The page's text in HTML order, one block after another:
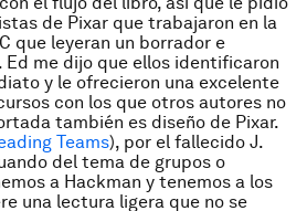
de Pixar que trabajaron en la
que leyeran un borrador e
Ed me dijo que ellos identificaron
y le ofrecieron una excelente
con los que otros autores no
también es diseño de Pixar.
Teams), por el fallecido J.
del tema de grupos o
a Hackman y tenemos a los
una lectura ligera que no se